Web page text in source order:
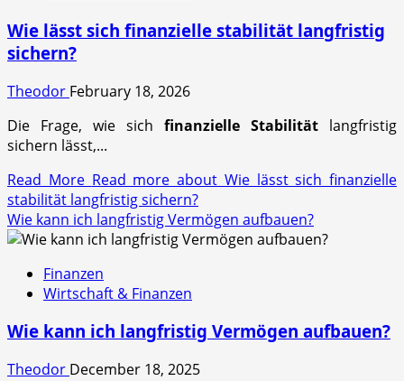
Wie lässt sich finanzielle stabilität langfristig
sichern?
Theodor February 18, 2026
Die Frage, wie sich finanzielle Stabilität langfristig
sichern lässt,...
Read More Read more about Wie lässt sich finanzielle
stabilität langfristig sichern?
Wie kann ich langfristig Vermögen aufbauen?
Finanzen
Wirtschaft & Finanzen
Wie kann ich langfristig Vermögen aufbauen?
Theodor December 18, 2025